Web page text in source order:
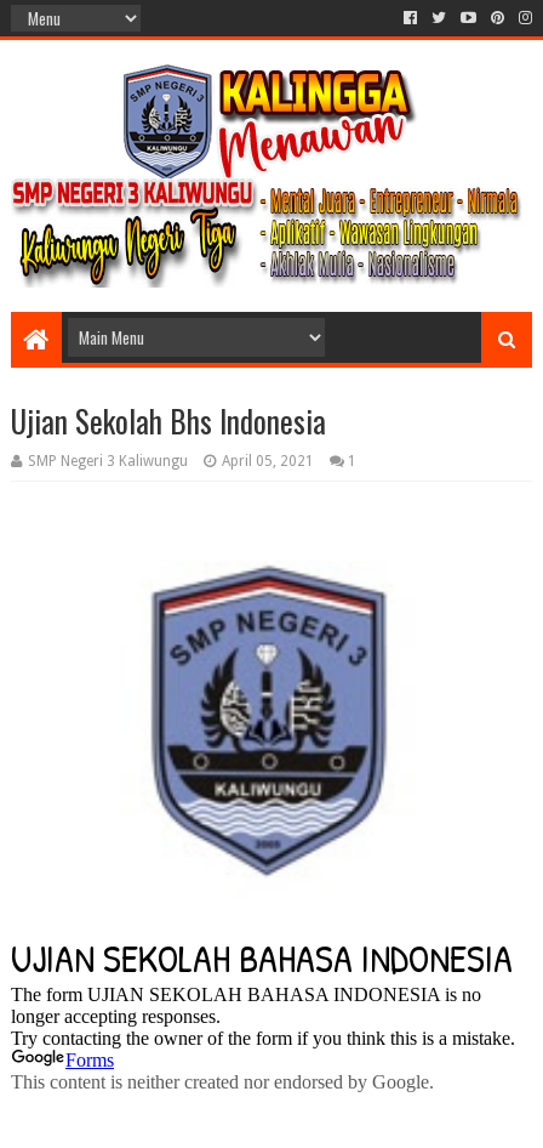
Ujian Sekolah Bhs Indonesia
SMP Negeri 3 Kaliwungu April 05, 2021 1